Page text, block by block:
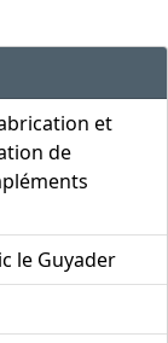
et
de
le Guyader